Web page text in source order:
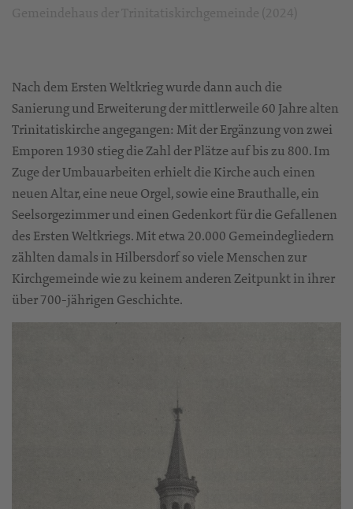
Nach dem Ersten Weltkrieg wurde dann auch die
Sanierung und Erweiterung der mittlerweile 60 Jahre alten
Trinitatiskirche angegangen: Mit der Ergänzung von zwei
Emporen 1930 stieg die Zahl der Plätze auf bis zu 800. Im
Zuge der Umbauarbeiten erhielt die Kirche auch einen
neuen Altar, eine neue Orgel, sowie eine Brauthalle, ein
Seelsorgezimmer und einen Gedenkort für die Gefallenen
des Ersten Weltkriegs. Mit etwa 20.000 Gemeindegliedern
zählten damals in Hilbersdorf so viele Menschen zur
Kirchgemeinde wie zu keinem anderen Zeitpunkt in ihrer
über 700-jährigen Geschichte.